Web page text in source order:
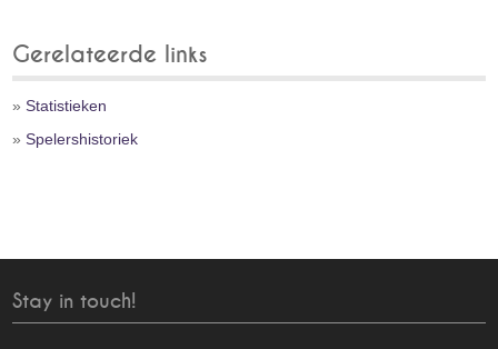
Gerelateerde links
»Statistieken
»Spelershistoriek
Stay in touch!